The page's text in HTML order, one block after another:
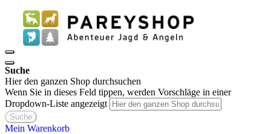
Suche
Hier den ganzen Shop durchsuchen
Wenn Sie in dieses Feld tippen, werden Vorschläge in einer
Dropdown-Liste angezeigt
Suche
Mein Warenkorb